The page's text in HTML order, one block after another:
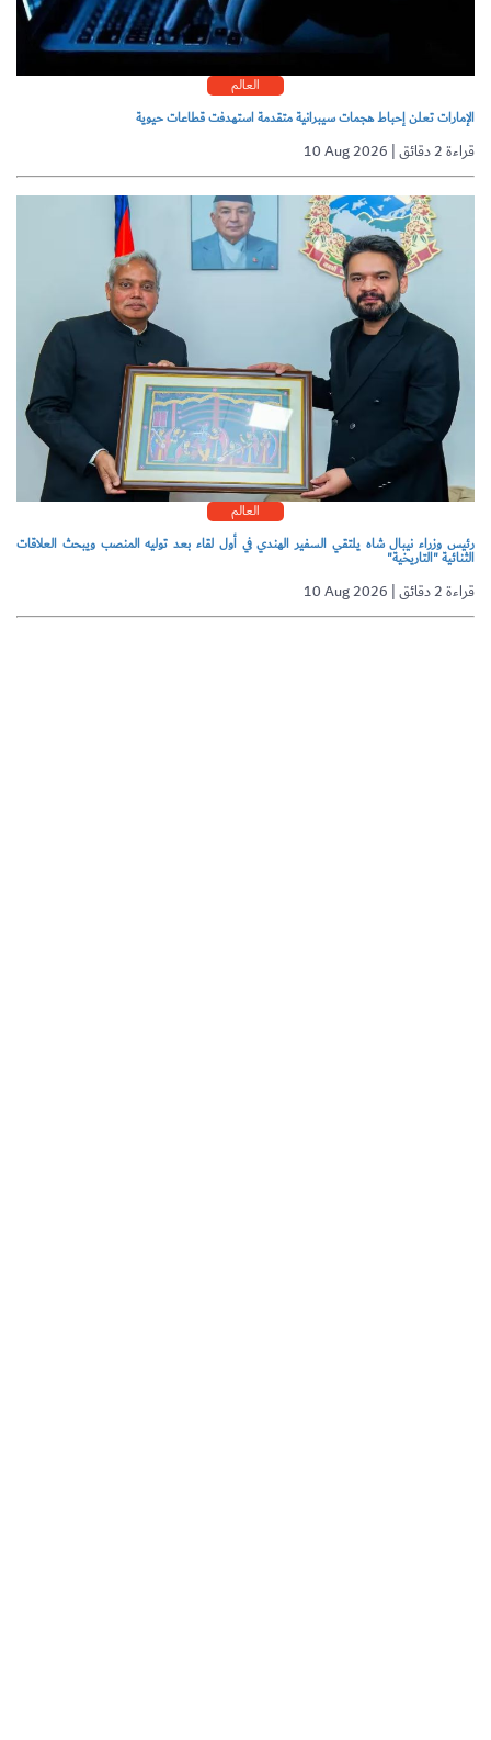
العالم
الإمارات تعلن إحباط هجمات سيبرانية متقدمة استهدفت قطاعات حيوية
10 Aug 2026 | قراءة 2 دقائق
العالم
رئيس وزراء نيبال شاه يلتقي السفير الهندي في أول لقاء بعد توليه المنصب ويبحث العلاقات
الثنائية "التاريخية"
10 Aug 2026 | قراءة 2 دقائق